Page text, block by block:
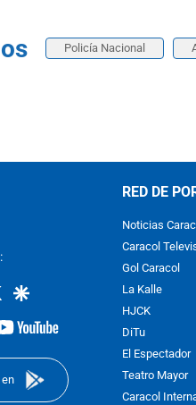
Policía Nacional
twittergoogle
youtube-
RED DE
Noticias
Caracol
Gol Caracol
La Kalle
HJCK
DiTu
El Espectador
Teatro Mayor
Caracol